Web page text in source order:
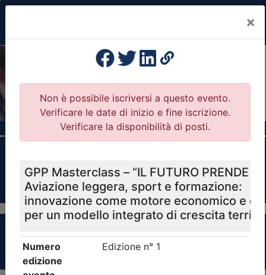
×
Previous
Il portale della formazione per Ordini e
Collegi Professionali
Clicca qui - espandi la sezione dei filtri ricerca
eventi